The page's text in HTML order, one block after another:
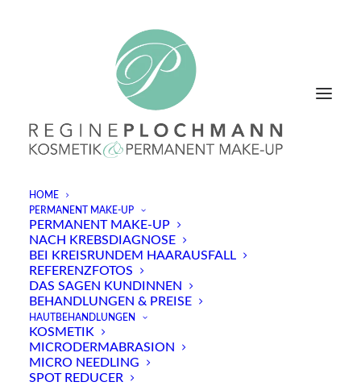
HOME
PERMANENT MAKE-UP
PERMANENT MAKE-UP
NACH KREBSDIAGNOSE
BEI KREISRUNDEM HAARAUSFALL
REFERENZFOTOS
DAS SAGEN KUNDINNEN
BEHANDLUNGEN & PREISE
HAUTBEHANDLUNGEN
KOSMETIK
MICRODERMABRASION
MICRO NEEDLING
SPOT REDUCER
Datenschutzerklärung
1. Datenschutz auf einen Blick
Allgemeine Hinweise
Die folgenden Hinweise geben einen einfachen